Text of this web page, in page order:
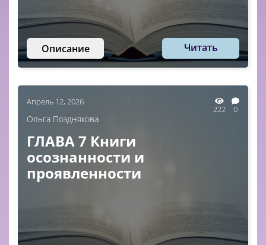
Описание Читать
Апрель 12, 2026
222 0
Ольга Позднякова
ГЛАВА 7 Книги
осознанности и
проявленности